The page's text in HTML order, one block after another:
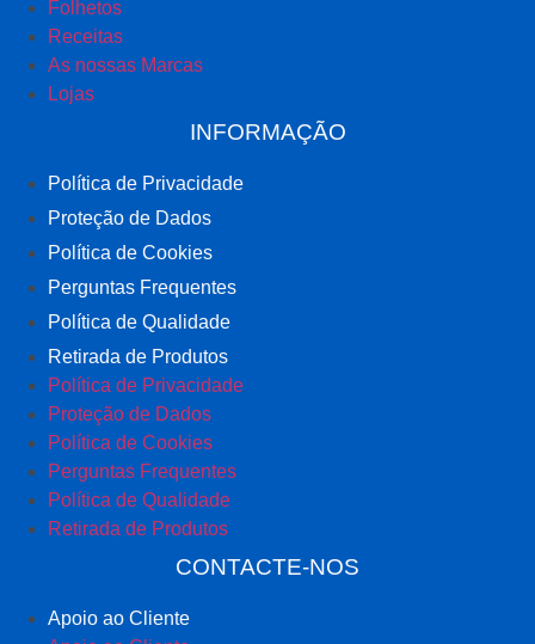
Folhetos
Receitas
As nossas Marcas
Lojas
INFORMAÇÃO
Política de Privacidade
Proteção de Dados
Política de Cookies
Perguntas Frequentes
Política de Qualidade
Retirada de Produtos
Política de Privacidade
Proteção de Dados
Política de Cookies
Perguntas Frequentes
Política de Qualidade
Retirada de Produtos
CONTACTE-NOS
Apoio ao Cliente